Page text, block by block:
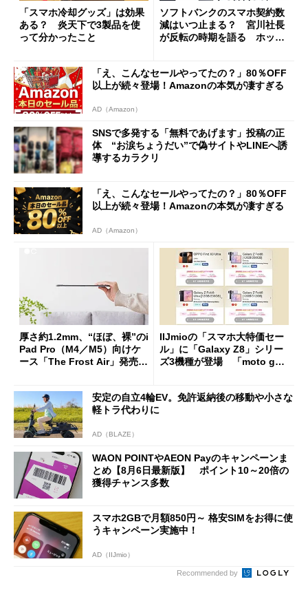
「スマホ冷却グッズ」は効果
ある？ 炎天下で3製品を使
って分かったこと
ソフトバンクのスマホ契約数
減はいつ止まる？ 宮川社長
が反転の時期を語る ホッピ
「え、こんなセールやってたの？」80％OFF
以上が続々登場！Amazonの本気が凄すぎる
AD（Amazon）
SNSで多発する「無料であげます」投稿の正
体 “お涙ちょうだい”で偽サイトやLINEへ誘
導するカラクリ
「え、こんなセールやってたの？」80％OFF
以上が続々登場！Amazonの本気が凄すぎる
AD（Amazon）
厚さ約1.2mm、“ほぼ、裸”のi
Pad Pro（M4／M5）向けケ
ース「The Frost Air」発売
IIJmioの「スマホ大特価セー
ル」に「Galaxy Z8」シリー
ズ3機種が登場 「moto g37
安定の自立4輪EV。免許返納後の移動や小さな
軽トラ代わりに
AD（BLAZE）
WAON POINTやAEON Payのキャンペーンま
とめ【8月6日最新版】 ポイント10～20倍の
獲得チャンス多数
スマホ2GBで月額850円～ 格安SIMをお得に使
うキャンペーン実施中！
AD（IIJmio）
Recommended by